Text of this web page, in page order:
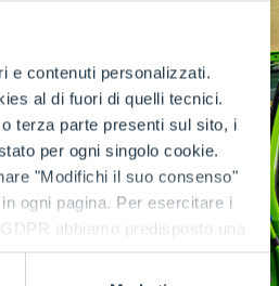
e contenuti personalizzati.
al di fuori di quelli tecnici.
terza parte presenti sul sito, i
per ogni singolo cookie.
"Modifichi il suo consenso"
ogni pagina. Per esercitare i
abbiamo predisposto una